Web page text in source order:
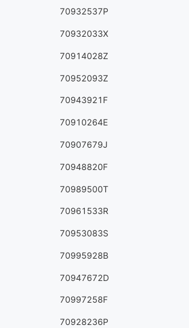
70932537P
70932033X
70914028Z
70952093Z
70943921F
70910264E
70907679J
70948820F
70989500T
70961533R
70953083S
70995928B
70947672D
70997258F
70928236P